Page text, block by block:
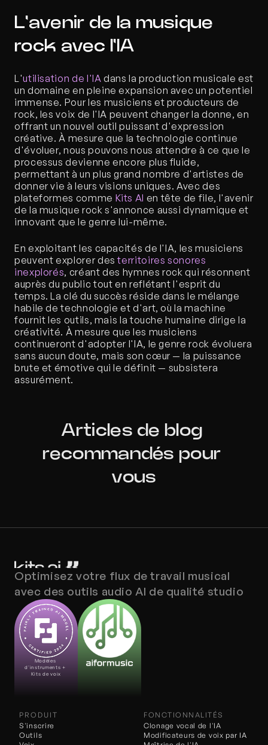
L'avenir de la musique
rock avec l'IA
L'utilisation de l'IA dans la production musicale est
un domaine en pleine expansion avec un potentiel
immense. Pour les musiciens et producteurs de
rock, les voix de l'IA peuvent changer la donne, en
offrant un nouvel outil puissant d'expression
créative. À mesure que la technologie continue
d'évoluer, nous pouvons nous attendre à ce que le
processus devienne encore plus fluide,
permettant à un plus grand nombre d'artistes de
donner vie à leurs visions uniques. Avec des
plateformes comme Kits AI en tête de file, l'avenir
de la musique rock s'annonce aussi dynamique et
innovant que le genre lui-même.
En exploitant les capacités de l'IA, les musiciens
peuvent explorer des territoires sonores
inexplorés, créant des hymnes rock qui résonnent
auprès du public tout en reflétant l'esprit du
temps. La clé du succès réside dans le mélange
habile de technologie et d'art, où la machine
fournit les outils, mais la touche humaine dirige la
créativité. À mesure que les musiciens
continueront d'adopter l'IA, le genre rock évoluera
sans aucun doute, mais son cœur — la puissance
brute et émotive qui le définit — subsistera
assurément.
Articles de blog
recommandés pour
vous
Optimisez votre flux de travail musical
avec des outils audio AI de qualité studio
Modèles
d'instruments +
Kits de voix
PRODUIT
S'inscrire
Outils
FONCTIONNALITÉS
Clonage vocal de l'IA
Modificateurs de voix par IA